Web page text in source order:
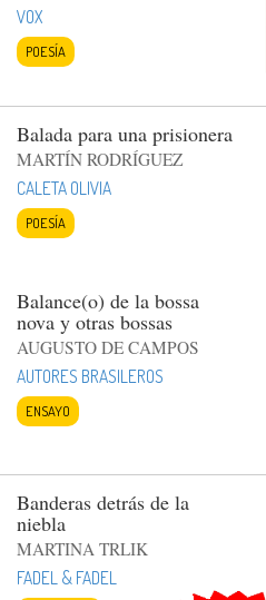
VOX
POESÍA
Balada para una prisionera
MARTÍN RODRÍGUEZ
CALETA OLIVIA
POESÍA
Balance(o) de la bossa
nova y otras bossas
AUGUSTO DE CAMPOS
AUTORES BRASILEROS
ENSAYO
Banderas detrás de la
niebla
MARTINA TRLIK
FADEL & FADEL